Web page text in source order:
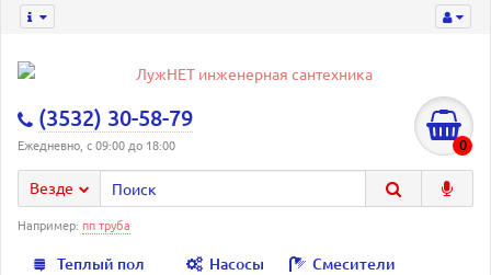
(3532) 30-58-79
Ежедневно, с 09:00 до 18:00 0
Везде
Например: пп труба
Теплый пол Насосы
Смесители